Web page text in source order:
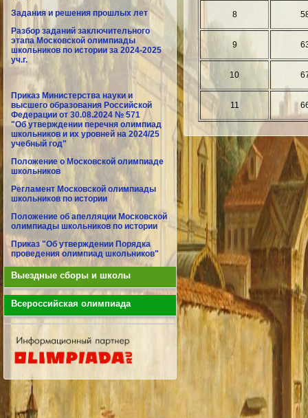
Задания и решения прошлых лет
Разбор заданий заключительного
этапа Московской олимпиады
школьников по истории за 2024-2025
уч.г.
Приказ Министерства науки и
высшего образования Российской
Федерации от 30.08.2024 № 571
"Об утверждении перечня олимпиад
школьников и их уровней на 2024/25
учебный год"
Положение о Московской олимпиаде
школьников
Регламент Московской олимпиады
школьников по истории
Положение об апелляции Московской
олимпиады школьников по истории
Приказ "Об утверждении Порядка
проведения олимпиад школьников"
Выездные сборы и школы
Всероссийская олимпиада
8
9
10
11